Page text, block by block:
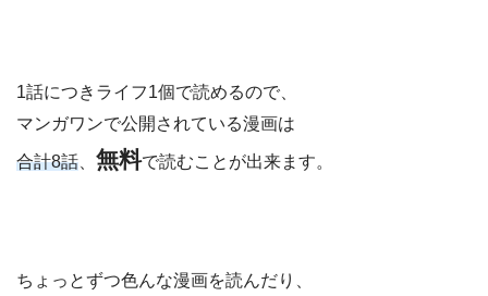
1話につきライフ1個で読めるので、
マンガワンで公開されている漫画は
合計8話 無料で読むことが出来ます。
ちょっとずつ色んな漫画を読んだり、